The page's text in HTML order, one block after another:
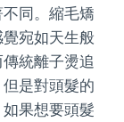
同。縮毛矯
宛如天生般
統離子燙追
是對頭髮的
果想要頭髮